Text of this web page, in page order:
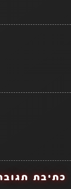
כתיבת